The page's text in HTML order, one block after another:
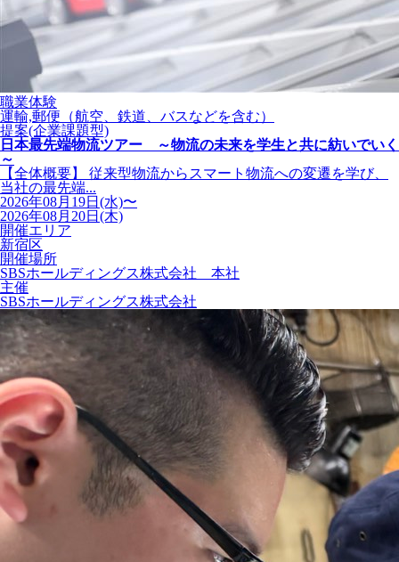
職業体験
運輸,郵便（航空、鉄道、バスなどを含む）
提案(企業課題型)
日本最先端物流ツアー ～物流の未来を学生と共に紡いでいく
～
【全体概要】 従来型物流からスマート物流への変遷を学び、
当社の最先端...
2026年08月19日(水)〜
2026年08月20日(木)
開催エリア
新宿区
開催場所
SBSホールディングス株式会社 本社
主催
SBSホールディングス株式会社